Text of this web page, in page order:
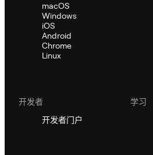
macOS
Windows
iOS
Android
Chrome
Linux
开发者
开发者门户
学习